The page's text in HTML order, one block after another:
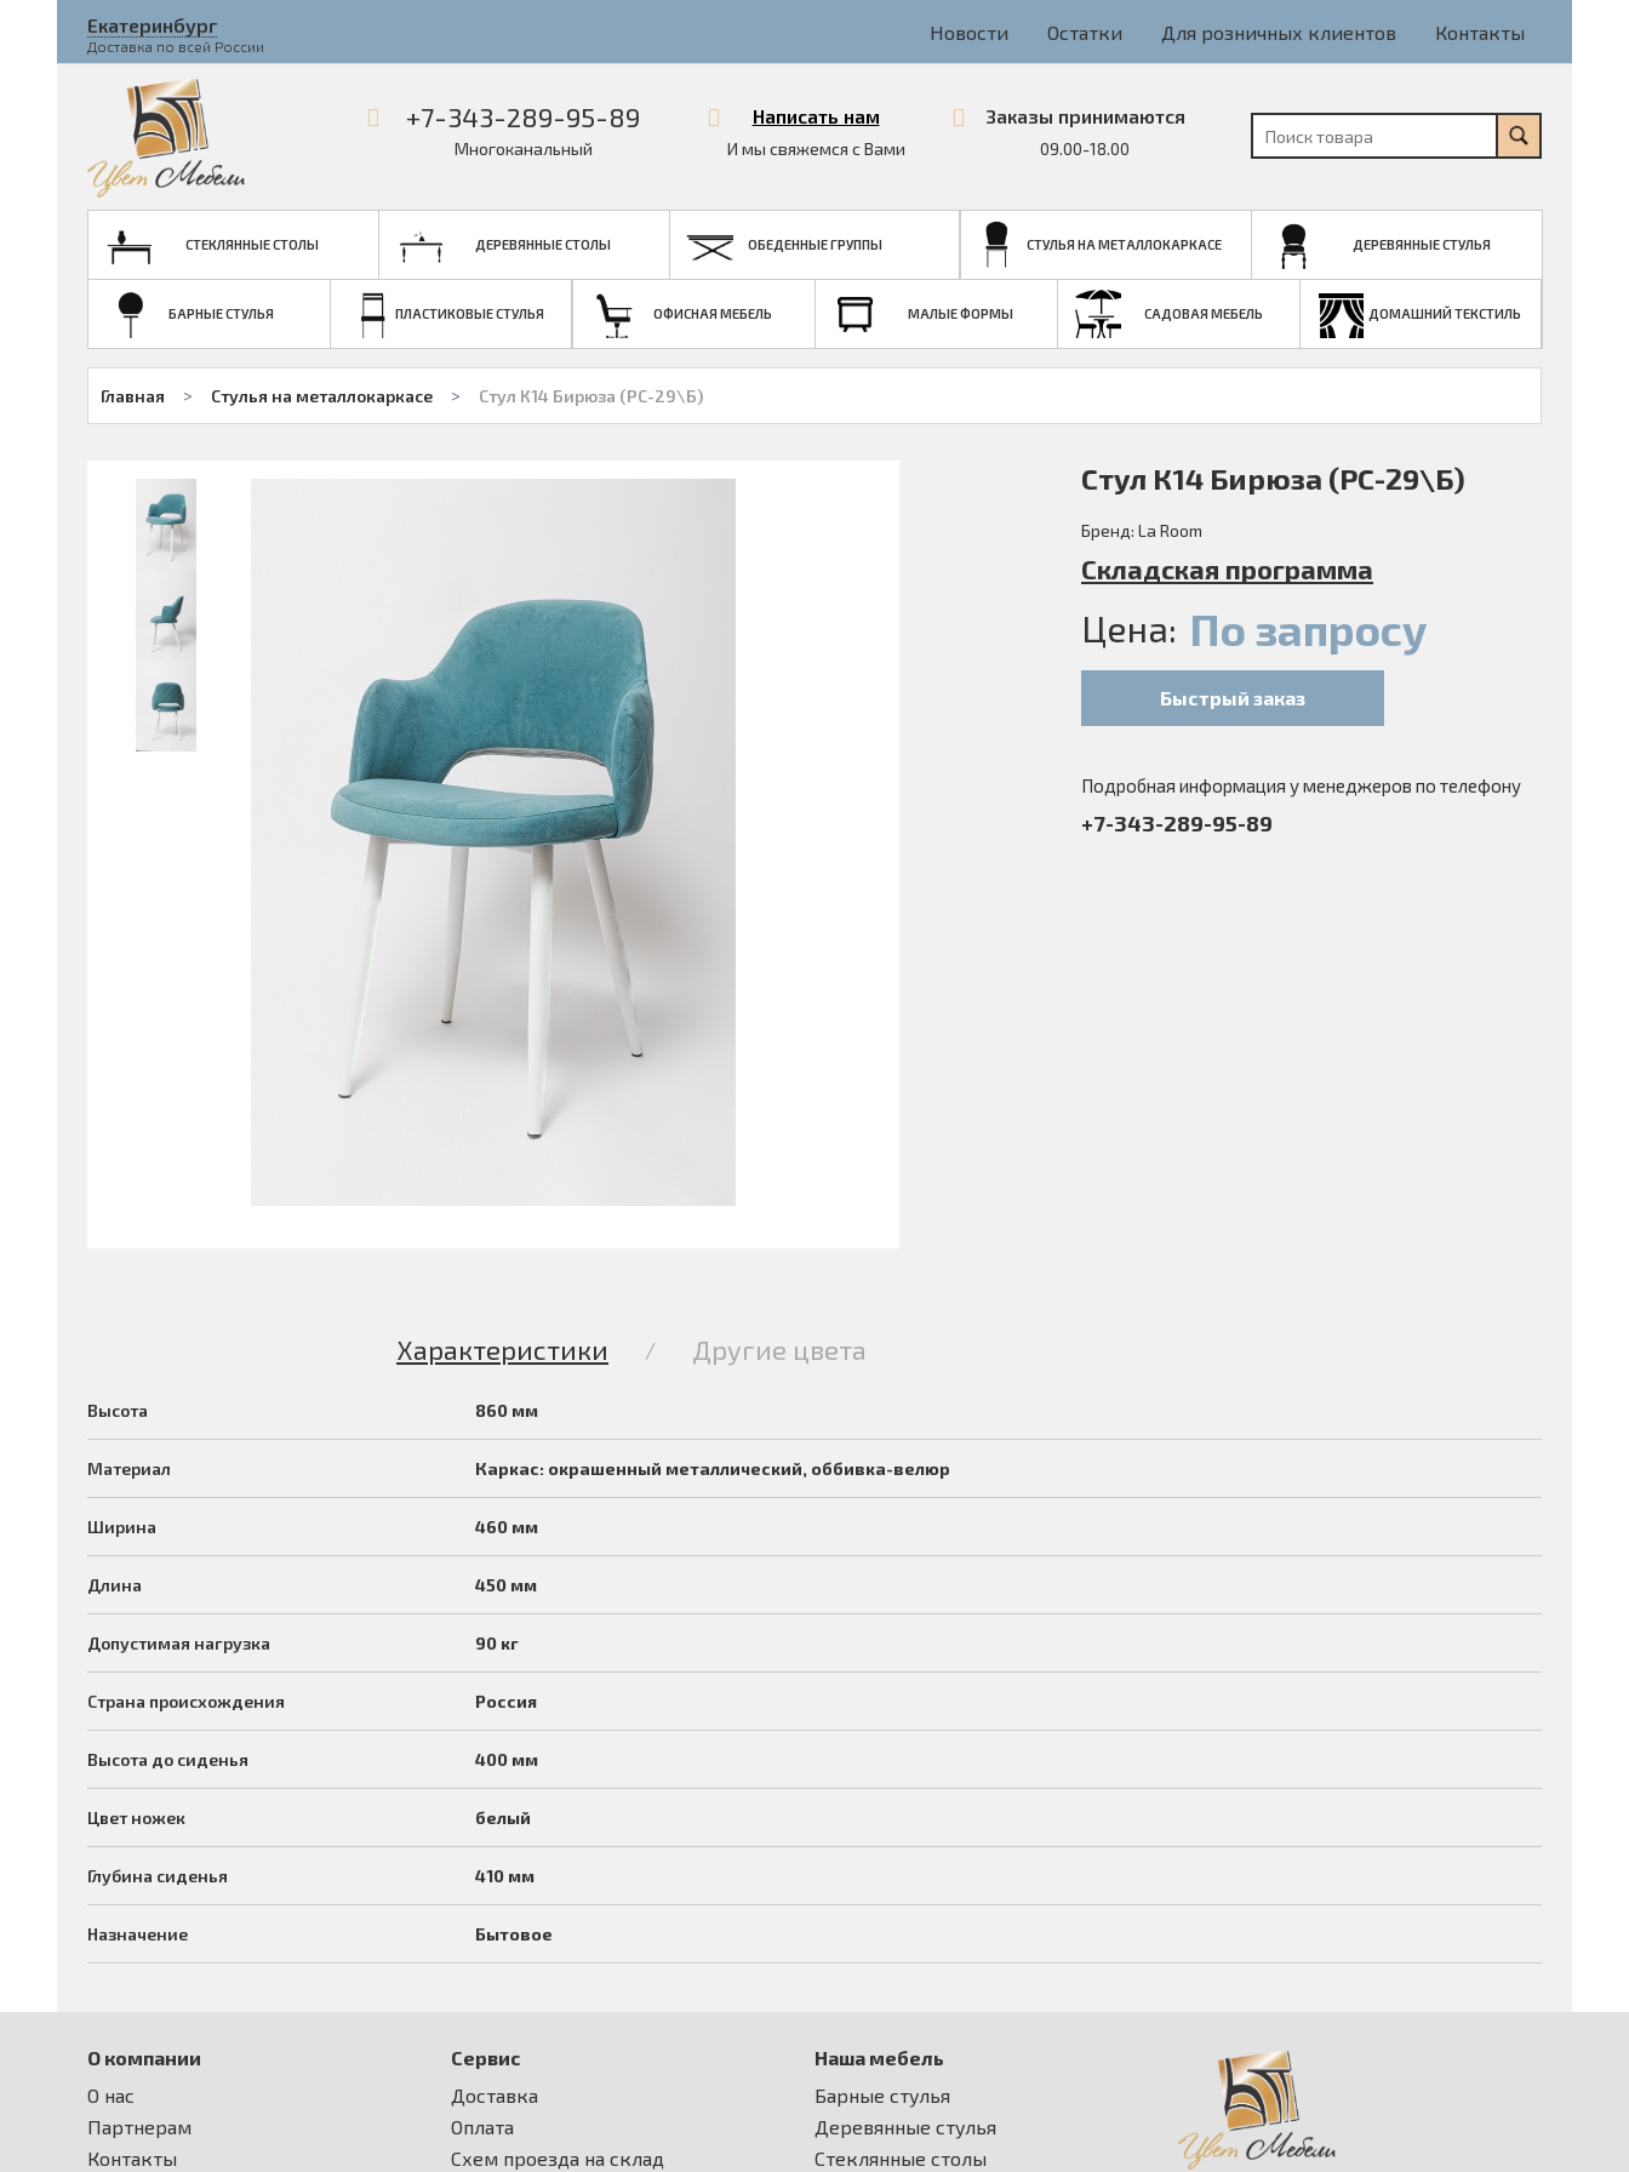
Екатеринбург
Доставка по всей России
Новости Остатки Для розничных клиентов Контакты
+7-343-289-95-89
Многоканальный
Написать нам
И мы свяжемся с Вами
Заказы принимаются
09.00-18.00
СТЕКЛЯННЫЕ СТОЛЫ ДЕРЕВЯННЫЕ СТОЛЫ ОБЕДЕННЫЕ ГРУППЫ СТУЛЬЯ НА МЕТАЛЛОКАРКАСЕ ДЕРЕВЯННЫЕ СТУЛЬЯ
БАРНЫЕ СТУЛЬЯ ПЛАСТИКОВЫЕ СТУЛЬЯ ОФИСНАЯ МЕБЕЛЬ МАЛЫЕ ФОРМЫ САДОВАЯ МЕБЕЛЬ ДОМАШНИЙ ТЕКСТИЛЬ
Главная > Стулья на металлокаркасе > Стул К14 Бирюза (РС-29\Б)
Стул К14 Бирюза (РС-29\Б)
Бренд: La Room
Складская программа
Цена: По запросу
Быстрый заказ
Подробная информация у менеджеров по телефону
+7-343-289-95-89
Характеристики / Другие цвета
Высота 860 мм
Материал Каркас: окрашенный металлический, оббивка-велюр
Ширина 460 мм
Длина 450 мм
Допустимая нагрузка 90 кг
Страна происхождения Россия
Высота до сиденья 400 мм
Цвет ножек белый
Глубина сиденья 410 мм
Назначение Бытовое
О компании
О нас
Партнерам
Контакты
Сервис
Доставка
Оплата
Схем проезда на склад
Наша мебель
Барные стулья
Деревянные стулья
Стеклянные столы